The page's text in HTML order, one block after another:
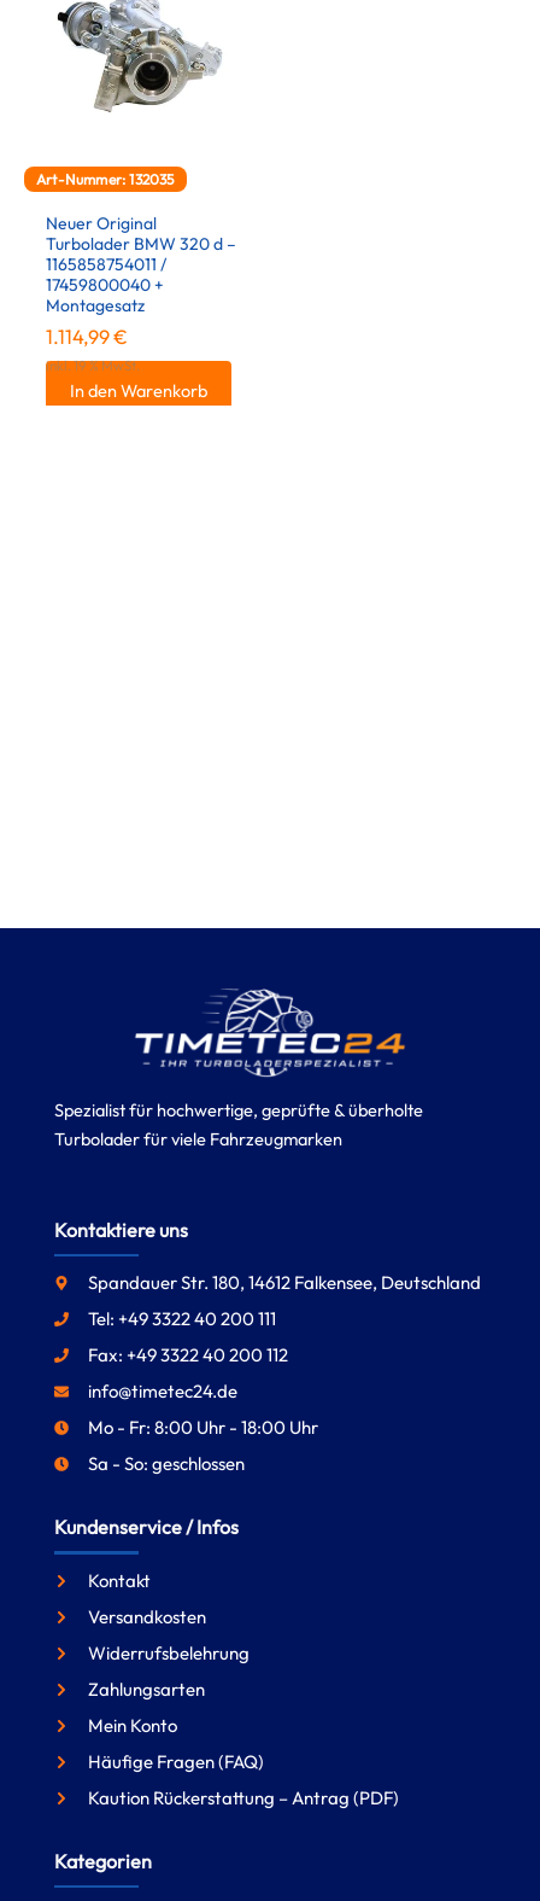
Art-Nummer: 132035
Neuer Original
Turbolader BMW 320 d –
1165858754011 /
17459800040 +
Montagesatz
1.114,99€
inkl. 19 % MwSt.
In den Warenkorb
Spezialist für hochwertige, geprüfte & überholte
Turbolader für viele Fahrzeugmarken
Kontaktiere uns
Spandauer Str. 180, 14612 Falkensee, Deutschland
Tel: +49 3322 40 200 111
Fax: +49 3322 40 200 112
info@timetec24.de
Mo - Fr: 8:00 Uhr - 18:00 Uhr
Sa - So: geschlossen
Kundenservice / Infos
Kontakt
Versandkosten
Widerrufsbelehrung
Zahlungsarten
Mein Konto
Häufige Fragen (FAQ)
Kaution Rückerstattung – Antrag (PDF)
Kategorien